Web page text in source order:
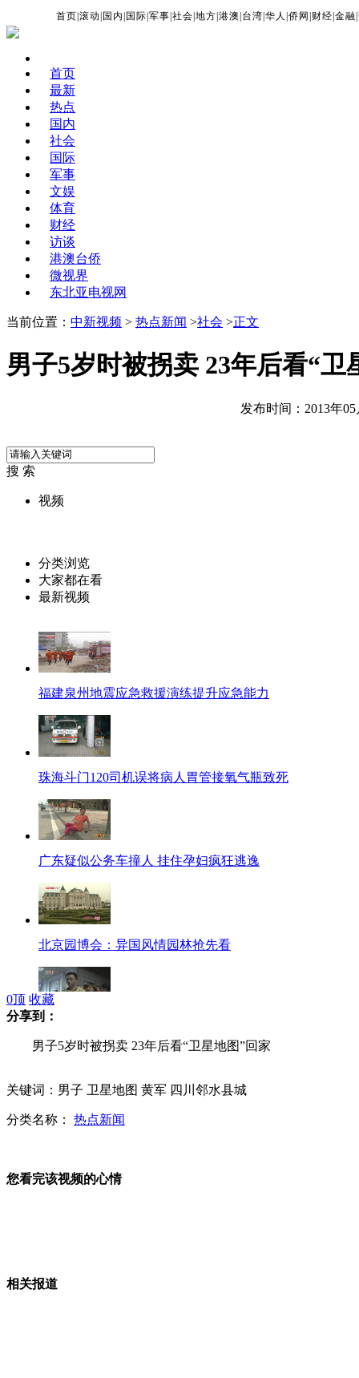
首页 |滚动 国内 国际 |军事 |社会 |地方 |港澳 台湾 |华人 |侨网 财经 |金融 |
首页
最新
热点
国内
社会
国际
军事
文娱
体育
财经
访谈
港澳台侨
微视界
东北亚电视网
当前位置： 中新视频 > 热点新闻 >社会 >正文
男子5岁时被拐卖 23年后看“卫
发布时间：2013年05
搜 索
视频
分类浏览
大家都在看
最新视频
福建泉州地震应急救援演练提升应急能力
珠海斗门120司机误将病人胃管接氧气瓶致死
广东疑似公务车撞人 挂住孕妇疯狂逃逸
北京园博会：异国风情园林抢先看
六旬翁送26岁女友奔驰现金后仍被偷窃洗劫
美国司法部拒绝解释获取通话记录原因
0顶 收藏
分享到：
男子5岁时被拐卖 23年后看“卫星地图”回家
关键词：男子 卫星地图 黄军 四川邻水县城
分类名称： 热点新闻
您看完该视频的心情
相关报道